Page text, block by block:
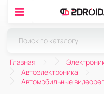
Главная
Автоэлектроника
Автомобильные